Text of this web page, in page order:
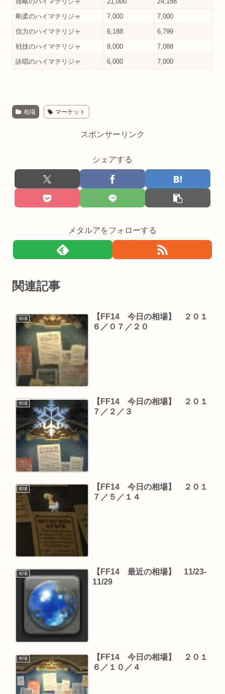
剛柔のハイマテリジャ
7,000
7,000
信力のハイマテリジャ
6,188
6,799
戦技のハイマテリジャ
9,000
7,088
詠唱のハイマテリジャ
6,000 7,000
相場 マーケット
スポンサーリンク
シェアする
メタルアをフォローする
関連記事
相場
【FF14 今日の相場】 ２０１
６／０７／２０
相場
【FF14 今日の相場】 ２０１
７／２／３
相場
【FF14 今日の相場】 ２０１
７／５／１４
相場
【FF14 最近の相場】 11/23-
11/29
相場
【FF14 今日の相場】 ２０１
６／１０／４